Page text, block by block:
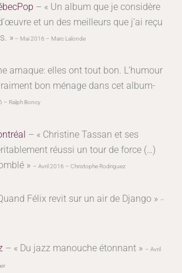
– « Un album que je considère
et un des meilleurs que j’ai reçu
» – Mai 2016 – Marc Lalonde
arnaque: elles ont tout bon. L’humour
bon ménage dans cet album-
– Ralph Boncy
– « Christine Tassan et ses
réussi un tour de force (…)
» – Avril 2016 – Christophe Rodriguez
Félix revit sur un air de Django » –
– « Du jazz manouche étonnant » – Avril